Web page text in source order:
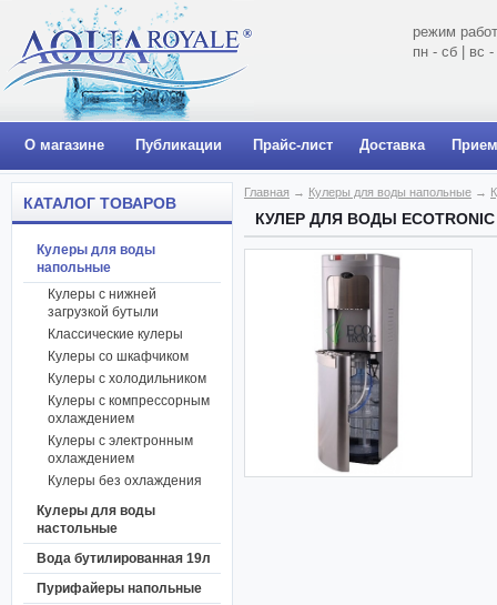
режим
пн - сб | вс
О магазине Публикации Прайс-лист Доставка
КАТАЛОГ ТОВАРОВ
Кулеры для воды
напольные
Кулеры с нижней
загрузкой бутыли
Классические кулеры
Кулеры со шкафчиком
Кулеры с холодильником
Кулеры с компрессорным
охлаждением
Кулеры с электронным
охлаждением
Кулеры без охлаждения
Кулеры для воды
настольные
Вода бутилированная 19л
Пурифайеры напольные
Главная → Кулеры для воды напольные →
КУЛЕР ДЛЯ ВОДЫ